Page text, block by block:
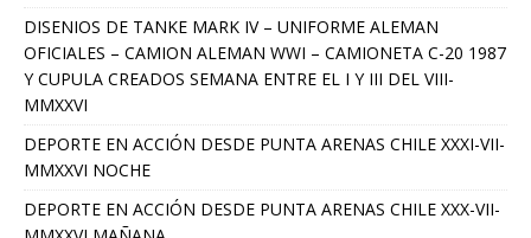
DISENIOS DE TANKE MARK IV – UNIFORME ALEMAN
OFICIALES – CAMION ALEMAN WWI – CAMIONETA C-20 1987
Y CUPULA CREADOS SEMANA ENTRE EL I Y III DEL VIII-
MMXXVI
DEPORTE EN ACCIÓN DESDE PUNTA ARENAS CHILE XXXI-VII-
MMXXVI NOCHE
DEPORTE EN ACCIÓN DESDE PUNTA ARENAS CHILE XXX-VII-